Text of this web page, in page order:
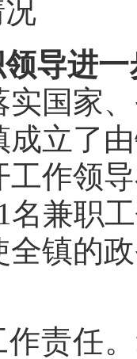
领导进
实国家
成立了
工作领
名兼职
全镇的
作责任